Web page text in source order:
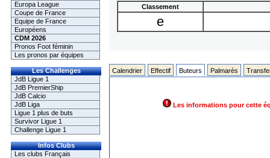
Europa League
Coupe de France
Equipe de France
Européens
CDM 2026
Pronos Foot féminin
Les pronos par équipes
Les Challenges
JdB Ligue 1
JdB PremierShip
JdB Calcio
JdB Liga
Ligue 1 plus de buts
Survivor Ligue 1
Challenge Ligue 1
Infos Clubs
Les clubs Français
Classement
e
Calendrier Effectif Buteurs Palmarès
Les informations pour cette